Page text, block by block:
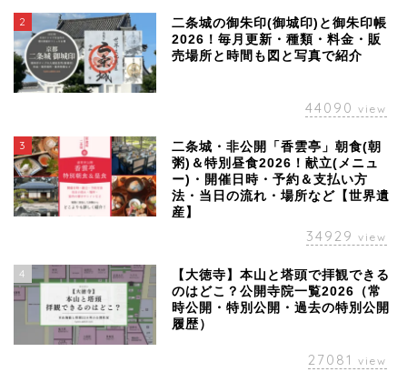
2
二条城の御朱印(御城印)と御朱印帳
2026！毎月更新・種類・料金・販
売場所と時間も図と写真で紹介
44090 view
3
二条城・非公開「香雲亭」朝食(朝
粥)＆特別昼食2026！献立(メニュ
ー)・開催日時・予約＆支払い方
法・当日の流れ・場所など【世界遺
産】
34929 view
4
【大徳寺】本山と塔頭で拝観できる
のはどこ？公開寺院一覧2026（常
時公開・特別公開・過去の特別公開
履歴）
27081 view